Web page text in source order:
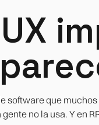
software que muchos
no la usa. Y en